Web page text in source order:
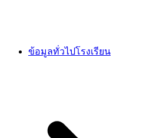
ข้อมูลทั่วไปโรงเรียน